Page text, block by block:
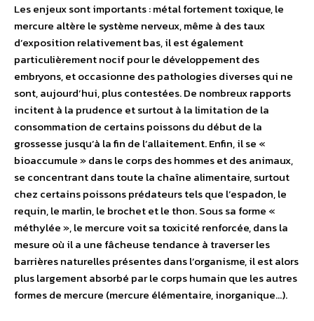
Les enjeux sont importants : métal fortement toxique, le
mercure altère le système nerveux, même à des taux
d’exposition relativement bas, il est également
particulièrement nocif pour le développement des
embryons, et occasionne des pathologies diverses qui ne
sont, aujourd’hui, plus contestées. De nombreux rapports
incitent à la prudence et surtout à la limitation de la
consommation de certains poissons du début de la
grossesse jusqu’à la fin de l’allaitement. Enfin, il se «
bioaccumule » dans le corps des hommes et des animaux,
se concentrant dans toute la chaîne alimentaire, surtout
chez certains poissons prédateurs tels que l’espadon, le
requin, le marlin, le brochet et le thon. Sous sa forme «
méthylée », le mercure voit sa toxicité renforcée, dans la
mesure où il a une fâcheuse tendance à traverser les
barrières naturelles présentes dans l’organisme, il est alors
plus largement absorbé par le corps humain que les autres
formes de mercure (mercure élémentaire, inorganique…).